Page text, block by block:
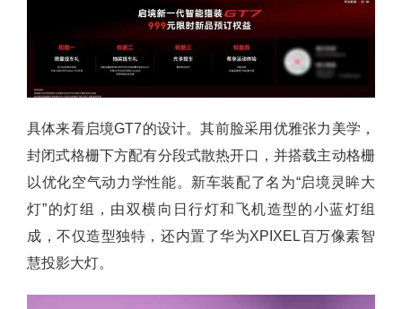
具体来看启境GT7的设计。其前脸采用优雅张力美学，
封闭式格栅下方配有分段式散热开口，并搭载主动格栅
以优化空气动力学性能。新车装配了名为“启境灵眸大
灯”的灯组，由双横向日行灯和飞机造型的小蓝灯组
成，不仅造型独特，还内置了华为XPIXEL百万像素智
慧投影大灯。